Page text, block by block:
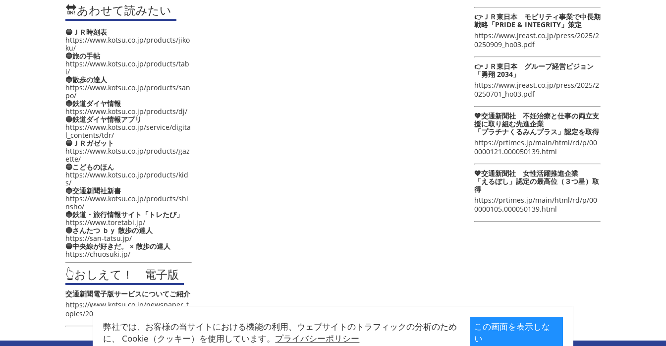
弊社では、お客様の当サイトにおける機能の利用、ウェブサイトのトラフィックの分析のため
に、 Cookie（クッキー）を使用しています。 プライバシーポリシー
この画面を表示しな
い
🔛あわせて読みたい
🔵ＪＲ時刻表
https://www.kotsu.co.jp/products/jiko
ku/
🔵旅の手帖
https://www.kotsu.co.jp/products/tab
i/
🔵散歩の達人
https://www.kotsu.co.jp/products/san
po/
🔵鉄道ダイヤ情報
https://www.kotsu.co.jp/products/dj/
🔵鉄道ダイヤ情報アプリ
https://www.kotsu.co.jp/service/digita
l_contents/tdr/
🔵ＪＲガゼット
https://www.kotsu.co.jp/products/gaz
ette/
🔵こどものほん
https://www.kotsu.co.jp/products/kid
s/
🔵交通新聞社新書
https://www.kotsu.co.jp/products/shi
nsho/
🔵鉄道・旅行情報サイト「トレたび」
https://www.toretabi.jp/
🔵さんたつ ｂｙ 散歩の達人
https://san-tatsu.jp/
🔵中央線が好きだ。 × 散歩の達人
https://chuosuki.jp/
👆おしえて！ 電子版
交通新聞電子版サービスについてご紹介
https://www.kotsu.co.jp/newspaper_t
opics/2021/post_4048.html
👉ＪＲ東日本 モビリティ事業で中長期
戦略「PRIDE & INTEGRITY」策定
https://www.jreast.co.jp/press/2025/2
0250909_ho03.pdf
👉ＪＲ東日本 グループ経営ビジョン
「勇翔 2034」
https://www.jreast.co.jp/press/2025/2
0250701_ho03.pdf
💖交通新聞社 不妊治療と仕事の両立支
援に取り組む先進企業
「プラチナくるみんプラス」認定を取得
https://prtimes.jp/main/html/rd/p/00
0000121.000050139.html
💖交通新聞社 女性活躍推進企業
「えるぼし」認定の最高位（３つ星）取
得
https://prtimes.jp/main/html/rd/p/00
0000105.000050139.html